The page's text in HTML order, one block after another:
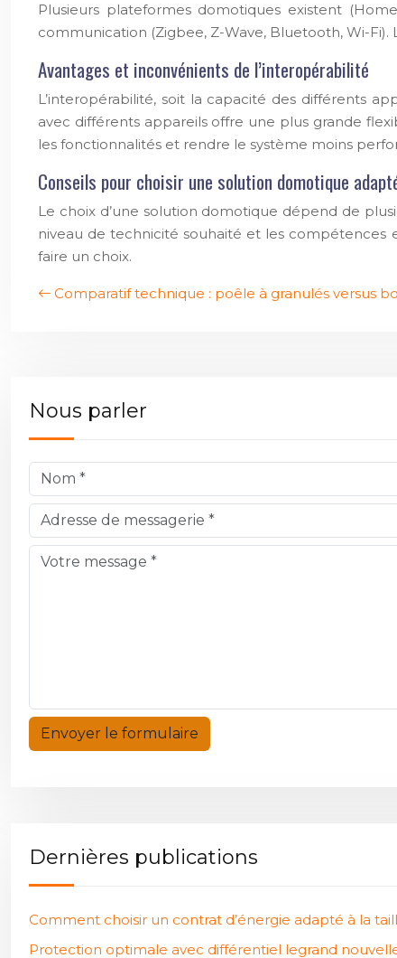
Plusieurs plateformes domotiques existent
communication (Zigbee, Z-Wave, Bluetooth, Wi-
Avantages et inconvénients de l’interopérabilité
L’interopérabilité, soit la capacité des différents
avec différents appareils offre une plus grande
les fonctionnalités et rendre le système moins
Conseils pour choisir une solution domotique
Le choix d’une solution domotique dépend de
niveau de technicité souhaité et les compétences
faire un choix.
Comparatif technique : poêle à granulés versus
Nous parler
Dernières publications
Comment choisir un contrat d’énergie adapté à la
Protection optimale avec différentiel legrand